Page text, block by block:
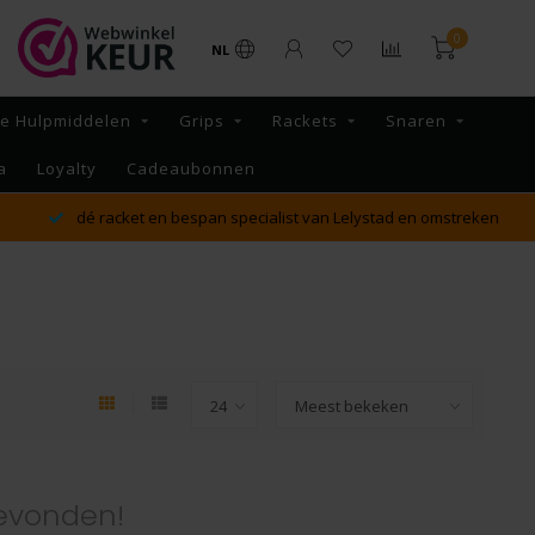
NL
0
Hulpmiddelen Grips Rackets Snaren
Loyalty Cadeaubonnen
dé racket en bespan specialist van Lelystad en omstreken